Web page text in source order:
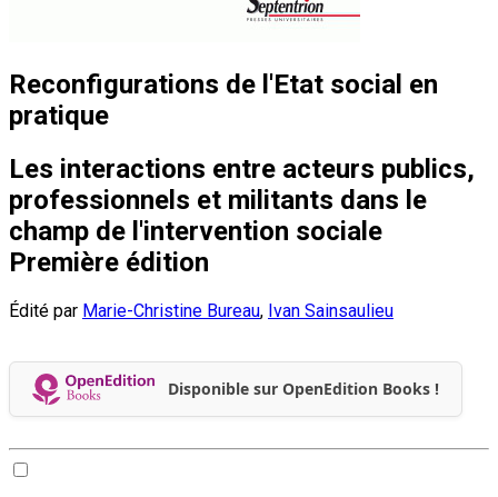
Reconfigurations de l'Etat social en
pratique
Les interactions entre acteurs publics,
professionnels et militants dans le
champ de l'intervention sociale
Première édition
Édité par Marie-Christine Bureau, Ivan Sainsaulieu
Disponible sur OpenEdition Books !